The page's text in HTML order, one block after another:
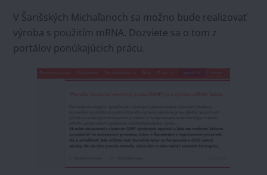
V Šarišských Michaľanoch sa možno bude realizovať
výroba s použitím mRNA. Dozviete sa o tom z
portálov ponúkajúcich prácu.